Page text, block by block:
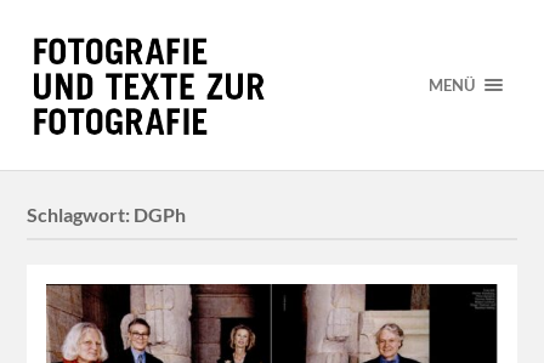
MENÜ
Schlagwort: DGPh